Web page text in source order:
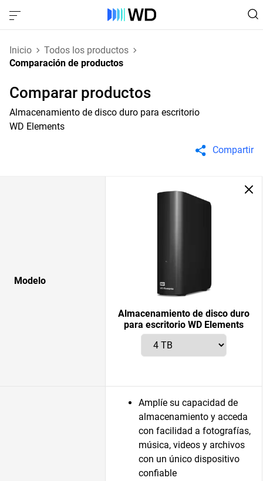
Inicio
Todos los productos
Comparación de productos
Comparar productos
Almacenamiento de disco duro para escritorio
WD Elements
Compartir
Modelo
Almacenamiento de disco duro
para escritorio WD Elements
Amplíe su capacidad de
almacenamiento y acceda
con facilidad a fotografías,
música, videos y archivos
con un único dispositivo
confiable